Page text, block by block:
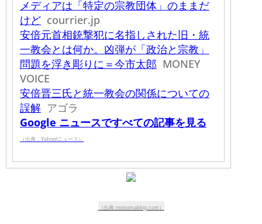
メディアは「特定の宗教団体」のままだ
けど courrier.jp
安倍元首相銃撃犯に名指しされた旧・統
一教会とは何か。凶弾が「政治と宗教」
問題を浮き彫りに＝今市太郎 MONEY
VOICE
安倍晋三氏と統一教会の関係についての
誤解 アゴラ
Google ニュースですべての記事を見る
（出典：Yahoo!ニュース）
（出典 mesomablog.com）